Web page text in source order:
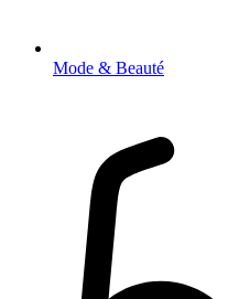
Mode & Beauté